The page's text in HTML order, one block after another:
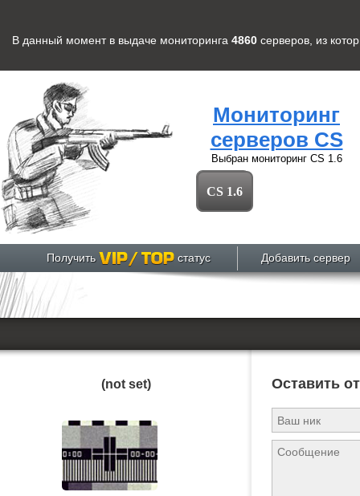
В данный момент в выдаче мониторинга 4860 серверов , из
Мониторинг
серверов CS
Выбран мониторинг CS 1.6
CS 1.6
Получить статус Добавить сервер
(not set) Оставить